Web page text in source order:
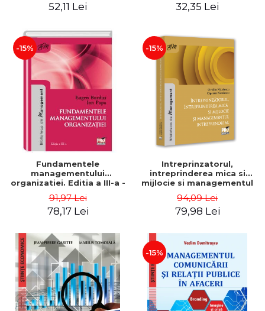
52,11 Lei 32,35 Lei
-15%
Fundamentele
managementului
organizatiei. Editia a III-a -
91,97 Lei
78,17 Lei
-15%
Intreprinzatorul,
intreprinderea mica si
mijlocie si managementul
Nicolescu, Ciprian
Nicolescu
94,09 Lei
79,98 Lei
-15%